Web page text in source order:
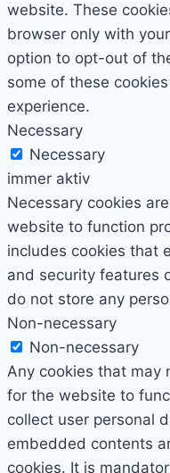
website. These
browser only with
option to opt-out of
some of these
experience.
Necessary
Necessary
immer aktiv
Necessary cookies
website to function
includes cookies that
and security features
do not store any
Non-necessary
Non-necessary
Any cookies that may
for the website to
collect user personal
embedded contents
cookies. It is